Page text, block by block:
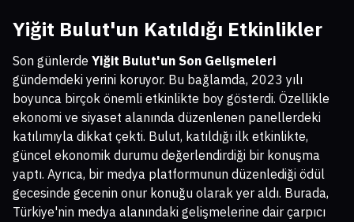
Yiğit Bulut'un Katıldığı Etkinlikler
Son günlerde Yiğit Bulut'un Son Gelişmeleri
gündemdeki yerini koruyor. Bu bağlamda, 2023 yılı
boyunca birçok önemli etkinlikte boy gösterdi. Özellikle
ekonomi ve siyaset alanında düzenlenen panellerdeki
katılımıyla dikkat çekti. Bulut, katıldığı ilk etkinlikte,
güncel ekonomik durumu değerlendirdiği bir konuşma
yaptı. Ayrıca, bir medya platformunun düzenlediği ödül
gecesinde gecenin onur konuğu olarak yer aldı. Burada,
Türkiye'nin medya alanındaki gelişmelerine dair çarpıcı